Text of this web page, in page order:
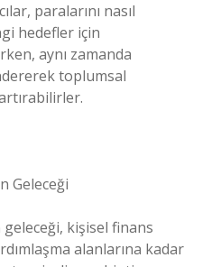
paralarını nasıl
hedefler için
aynı zamanda
toplumsal
Geleceği
kişisel finans
alanlarına kadar